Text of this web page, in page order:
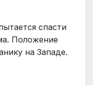
спасти
Положение
на Западе.